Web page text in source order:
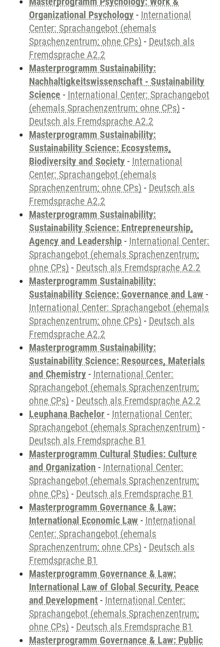
Organizational Psychology - International
Center: Sprachangebot (ehemals
Sprachenzentrum; ohne CPs) - Deutsch als
Fremdsprache A2.2
Masterprogramm Sustainability:
Nachhaltigkeitswissenschaft - Sustainability
Science - International Center: Sprachangebot
(ehemals Sprachenzentrum; ohne CPs) -
Deutsch als Fremdsprache A2.2
Masterprogramm Sustainability:
Sustainability Science: Ecosystems,
Biodiversity and Society - International
Center: Sprachangebot (ehemals
Sprachenzentrum; ohne CPs) - Deutsch als
Fremdsprache A2.2
Masterprogramm Sustainability:
Sustainability Science: Entrepreneurship,
Agency and Leadership - International Center:
Sprachangebot (ehemals Sprachenzentrum;
ohne CPs) - Deutsch als Fremdsprache A2.2
Masterprogramm Sustainability:
Sustainability Science: Governance and Law -
International Center: Sprachangebot (ehemals
Sprachenzentrum; ohne CPs) - Deutsch als
Fremdsprache A2.2
Masterprogramm Sustainability:
Sustainability Science: Resources, Materials
and Chemistry - International Center:
Sprachangebot (ehemals Sprachenzentrum;
ohne CPs) - Deutsch als Fremdsprache A2.2
Leuphana Bachelor - International Center:
Sprachangebot (ehemals Sprachenzentrum) -
Deutsch als Fremdsprache B1
Masterprogramm Cultural Studies: Culture
and Organization - International Center:
Sprachangebot (ehemals Sprachenzentrum;
ohne CPs) - Deutsch als Fremdsprache B1
Masterprogramm Governance & Law:
International Economic Law - International
Center: Sprachangebot (ehemals
Sprachenzentrum; ohne CPs) - Deutsch als
Fremdsprache B1
Masterprogramm Governance & Law:
International Law of Global Security, Peace
and Development - International Center:
Sprachangebot (ehemals Sprachenzentrum;
ohne CPs) - Deutsch als Fremdsprache B1
Masterprogramm Governance & Law: Public